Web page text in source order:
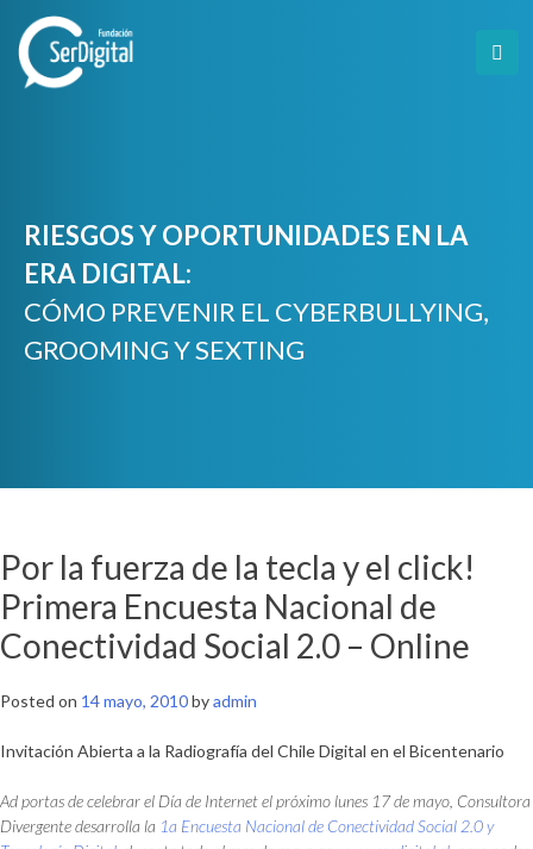
content
RIESGOS Y OPORTUNIDADES EN LA
ERA DIGITAL:
CÓMO PREVENIR EL CYBERBULLYING,
GROOMING Y SEXTING
Por la fuerza de la tecla y el click!
Primera Encuesta Nacional de
Conectividad Social 2.0 – Online
Posted on 14 mayo, 2010byadmin
Invitación Abierta a la Radiografía del Chile Digital en el Bicentenario
Ad portas de celebrar el Día de Internet el próximo lunes 17 de mayo, Consultora
Divergente desarrolla la 1a Encuesta Nacional de Conectividad Social 2.0 y